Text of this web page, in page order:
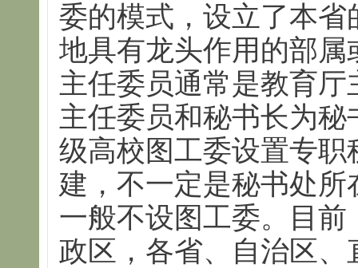
委的模式，设立了本
地具有龙头作用的部
主任委员通常是教育
主任委员和秘书长为
级高校图工委设置专
建，不一定是秘书处
一般不设图工委。目
政区，各省、自治区